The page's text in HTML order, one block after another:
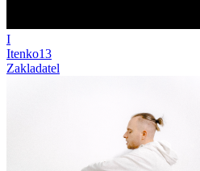
I
Itenko13
Zakladatel